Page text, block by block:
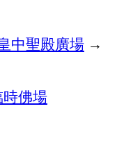
中聖殿廣場 →
佛場